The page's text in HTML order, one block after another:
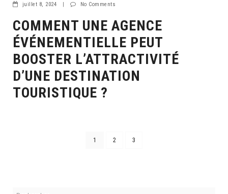
juillet 8, 2024 | No Comments
COMMENT UNE AGENCE
ÉVÉNEMENTIELLE PEUT
BOOSTER L’ATTRACTIVITÉ
D’UNE DESTINATION
TOURISTIQUE ?
1 2 3